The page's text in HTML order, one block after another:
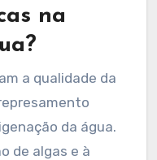
na
a qualidade da
da água.
de algas e à